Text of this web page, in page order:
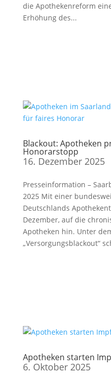
die Apothekenreform
Erhöhung des...
Blackout: Apotheken
Honorarstopp
16. Dezember 2025
Presseinformation –
2025 Mit einer
Deutschlands
Dezember, auf die
Apotheken hin. Unter
„Versorgungsblackout“
Apotheken starten
6. Oktober 2025